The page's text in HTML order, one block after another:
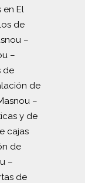
en El
de
–
–
de
de
–
y de
cajas
de
–
de